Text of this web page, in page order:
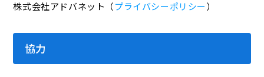
株式会社アドバネット（プライバシーポリシー）
協力